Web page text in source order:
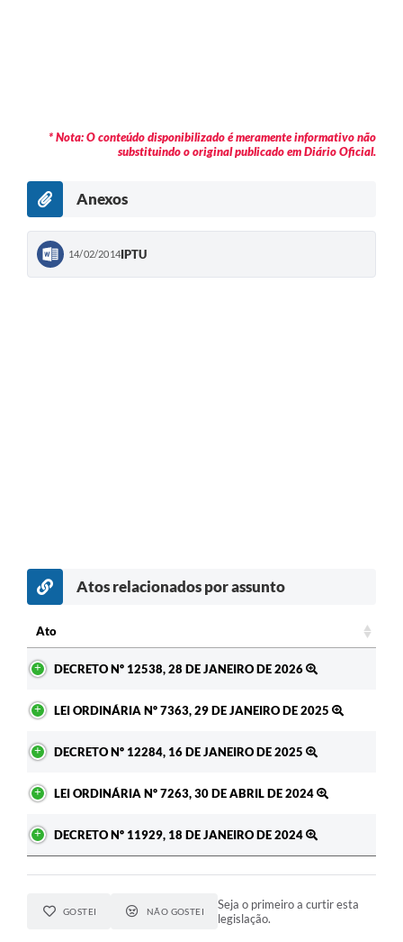
* Nota: O conteúdo disponibilizado é meramente informativo não
substituindo o original publicado em Diário Oficial.
Anexos
14/02/2014IPTU
Atos relacionados por assunto
Ato
DECRETO Nº 12538, 28 DE JANEIRO DE 2026
LEI ORDINÁRIA Nº 7363, 29 DE JANEIRO DE 2025
DECRETO Nº 12284, 16 DE JANEIRO DE 2025
LEI ORDINÁRIA Nº 7263, 30 DE ABRIL DE 2024
DECRETO Nº 11929, 18 DE JANEIRO DE 2024
GOSTEI NÃO GOSTEI
Seja o primeiro a curtir esta
legislação.